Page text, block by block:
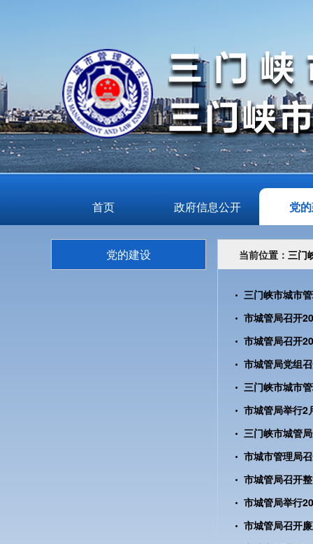
首页 政府信息公开 党
党的建设 当前位置： 三门
市城管局召开
市城管局党组
三门峡市城市
市城管局举行2
三门峡市城管
市城管局召开
市城管局召开